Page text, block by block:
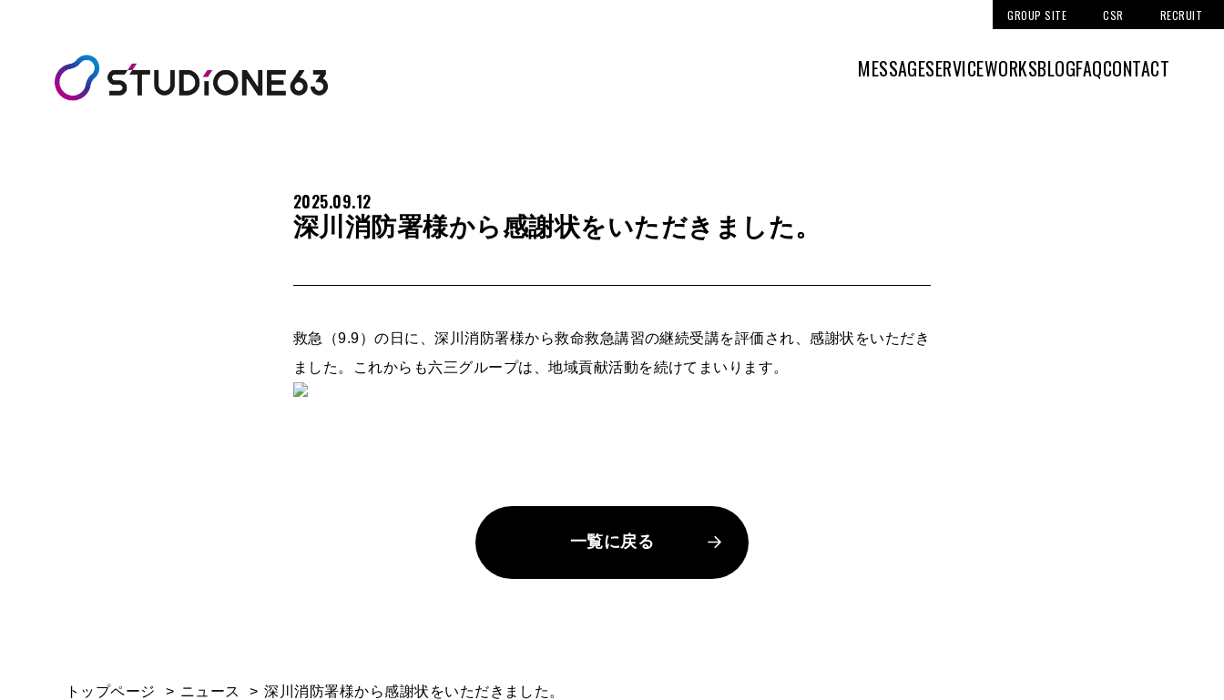
MESSAGESERVICEWORKSBLOGFAQCONTACT
GROUP SITE CSR RECRUIT
深川消防署様から感謝状をいただきました。
2025.09.12
救急（9.9）の日に、深川消防署様から救命救急講習の継続受講を評価され、感謝状をいただき
ました。これからも六三グループは、地域貢献活動を続けてまいります。
一覧に戻る
トップページ ニュース 深川消防署様から感謝状をいただきました。